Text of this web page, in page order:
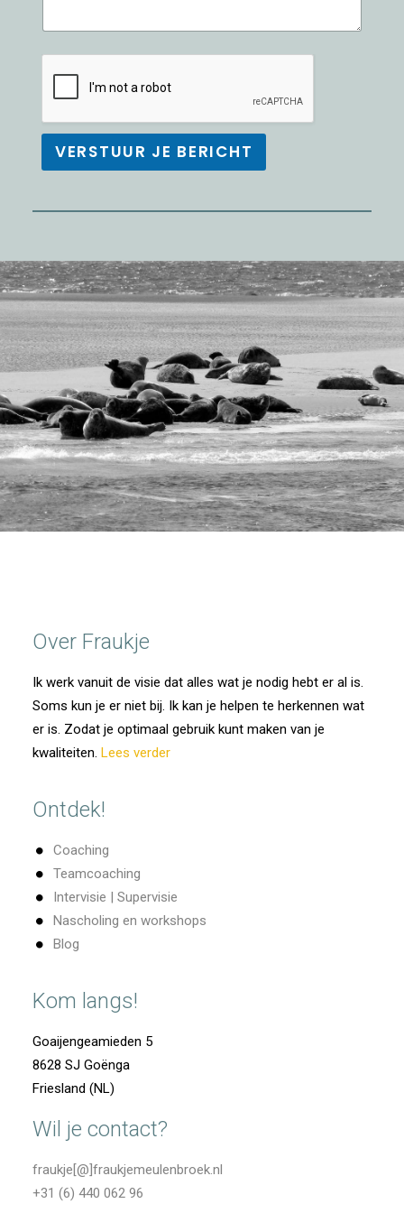
VERSTUUR JE BERICHT
Over Fraukje
Ik werk vanuit de visie dat alles wat je nodig hebt er al is.
Soms kun je er niet bij. Ik kan je helpen te herkennen wat
er is. Zodat je optimaal gebruik kunt maken van je
kwaliteiten. Lees verder
Ontdek!
Coaching
Teamcoaching
Intervisie | Supervisie
Nascholing en workshops
Blog
Kom langs!
Goaijengeamieden 5
8628 SJ Goënga
Friesland (NL)
Wil je contact?
fraukje[@]fraukjemeulenbroek.nl
+31 (6) 440 062 96